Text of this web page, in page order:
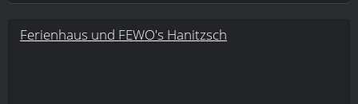
Ferienhaus und FEWO's Hanitzsch